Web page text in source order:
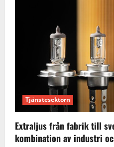
Tjänstesektorn
Extraljus från fabrik till
kombination av industri